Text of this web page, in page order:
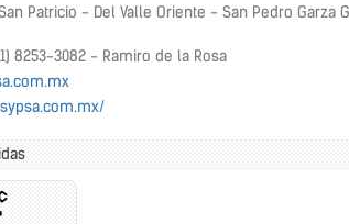
Patricio - Del Valle Oriente - San Pedro Garza
8253-3082 - Ramiro de la Rosa